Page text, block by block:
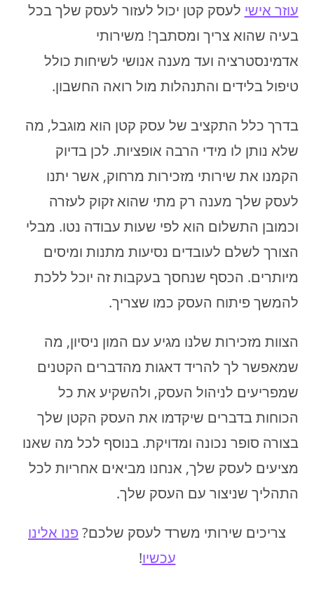
עוזר אישי לעסק קטן יכול לעזור לעסק שלך בכל
בעיה שהוא צריך ומסתבך! משירותי
אדמינסטרציה ועד מענה אנושי לשיחות כולל
טיפול בלידים והתנהלות מול רואה החשבון.
בדרך כלל התקציב של עסק קטן הוא מוגבל, מה
שלא נותן לו מידי הרבה אופציות. לכן בדיוק
הקמנו את שירותי מזכירות מרחוק, אשר יתנו
לעסק שלך מענה רק מתי שהוא זקוק לעזרה
וכמובן התשלום הוא לפי שעות עבודה נטו. מבלי
הצורך לשלם לעובדים נסיעות מתנות ומיסים
מיותרים. הכסף שנחסך בעקבות זה יוכל ללכת
להמשך פיתוח העסק כמו שצריך.
הצוות מזכירות שלנו מגיע עם המון ניסיון, מה
שמאפשר לך להריד דאגות מהדברים הקטנים
שמפריעים לניהול העסק, ולהשקיע את כל
הכוחות בדברים שיקדמו את העסק הקטן שלך
בצורה סופר נכונה ומדויקת. בנוסף לכל מה שאנו
מציעים לעסק שלך, אנחנו מביאים אחריות לכל
התהליך שניצור עם העסק שלך.
צריכים שירותי משרד לעסק שלכם? פנו אלינו
עכשיו!